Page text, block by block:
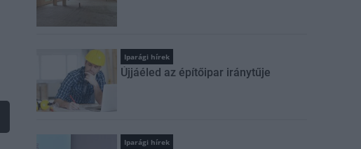
Iparági hírek
Újjáéled az építőipar iránytűje
Iparági hírek